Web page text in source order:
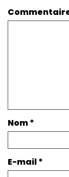
Nom*
E-mail*